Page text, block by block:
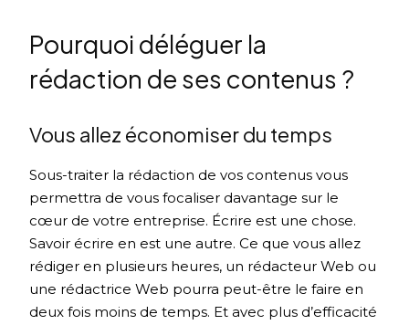
Pourquoi déléguer la
rédaction de ses contenus ?
Vous allez économiser du temps
Sous-traiter la rédaction de vos contenus vous
permettra de vous focaliser davantage sur le
cœur de votre entreprise. Écrire est une chose.
Savoir écrire en est une autre. Ce que vous allez
rédiger en plusieurs heures, un rédacteur Web ou
une rédactrice Web pourra peut-être le faire en
deux fois moins de temps. Et avec plus d’efficacité